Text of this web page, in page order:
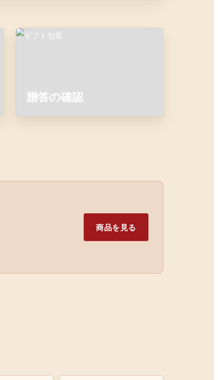
贈答の確認
商品を見る